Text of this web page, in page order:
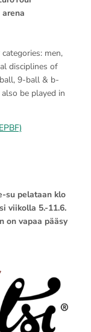
men,
disciplines of
9-ball & b-
be played in
su pelataan klo
viikolla 5.-11.6.
on vapaa pääsy